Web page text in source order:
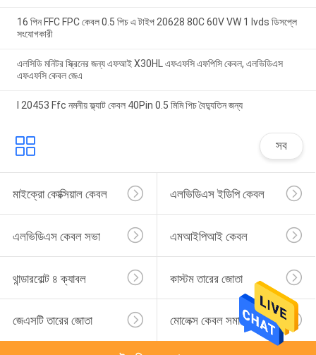
16 পিন FFC FPC কেবল 0.5 পিচ এ টাইপ 20628 80C 60V VW 1 lvds ডিসপ্লে
সংযোগকারী
এলসিডি মনিটর স্ক্রিনের জন্য এফআই X30HL এফএফসি এফপিসি কেবল, এলভিডিএস
এফএফসি কেবল জেএ
I 20453 Ffc নমনীয় ফ্ল্যাট কেবল 40Pin 0.5 মিমি পিচ বৈদ্যুতিন জন্য
সব
মাইক্রো কোক্সিয়াল কেবল এলভিডিএস ইডিপি কেবল
এলভিডিএস কেবল সভা এমআইপিআই কেবল
থান্ডারবোল্ট ৪ ক্যাবল কাস্টম তারের জোতা
জেএসটি তারের জোতা মোলেক্স কেবল সমাবেশ